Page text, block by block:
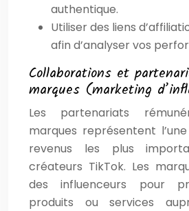
authentique.
Utiliser des liens
afin d’analyser vos
Collaborations et
marques (marketing
Les partenariats
marques représentent
revenus les plus
créateurs TikTok. Les
des influenceurs pour
produits ou services